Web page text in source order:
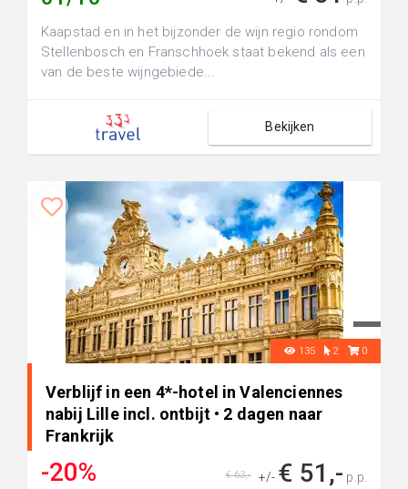
Kaapstad en in het bijzonder de wijn regio rondom
Stellenbosch en Franschhoek staat bekend als een
van de beste wijngebiede...
Bekijken
135 2 0
Verblijf in een 4*-hotel in Valenciennes
nabij Lille incl. ontbijt • 2 dagen naar
Frankrijk
-20% +/- € 51,- p.p.
€ 63,-